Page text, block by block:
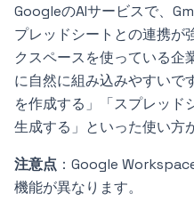
GoogleのAIサービスで、
プレッドシートとの連携が
クスペースを使っている企
に自然に組み込みやすいで
を作成する」「スプレッド
生成する」といった使い方
注意点 ：Google
機能が異なります。